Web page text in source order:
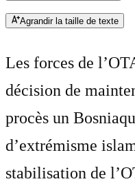
Agrandir la taille de texte
Les forces de
décision de
procès un
d’extrémisme
stabilisation de